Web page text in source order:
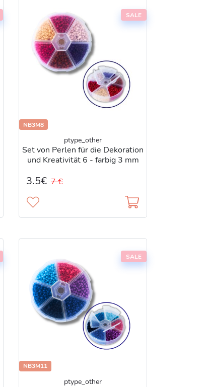
SALE
NB3M8
ptype_other
Set von Perlen für die Dekoration
und Kreativität 6 - farbig 3 mm
3.5€ 7 €
SALE
NB3M11
ptype_other